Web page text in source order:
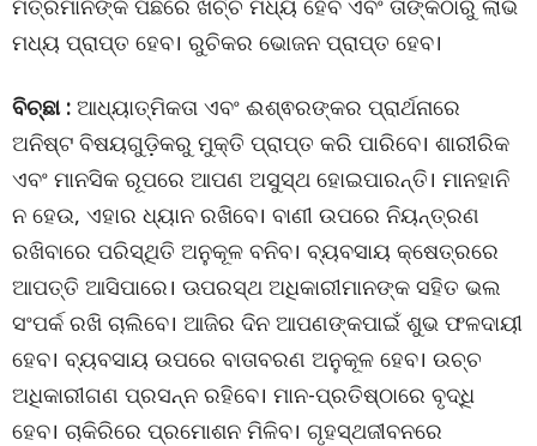
ମିତ୍ରମାନଙ୍କ ପଛରେ ଖର୍ଚ୍ଚ ମଧ୍ୟ ହେବ ଏବଂ ତାଙ୍କଠାରୁ ଲାଭ
ମଧ୍ୟ ପ୍ରାପ୍ତ ହେବ। ରୁଚିକର ଭୋଜନ ପ୍ରାପ୍ତ ହେବ।
ବିଚ୍ଛା : ଆଧ୍ୟାତ୍ମିକତା ଏବଂ ଈଶ୍ଵରଙ୍କର ପ୍ରାର୍ଥନାରେ
ଅନିଷ୍ଟ ବିଷୟଗୁଡ଼ିକରୁ ମୁକ୍ତି ପ୍ରାପ୍ତ କରି ପାରିବେ। ଶାରୀରିକ
ଏବଂ ମାନସିକ ରୂପରେ ଆପଣ ଅସୁସ୍ଥ ହୋଇପାରନ୍ତି। ମାନହାନି
ନ ହେଉ, ଏହାର ଧ୍ୟାନ ରଖିବେ। ବାଣୀ ଉପରେ ନିୟନ୍ତ୍ରଣ
ରଖିବାରେ ପରିସ୍ଥିତି ଅନୁକୂଳ ବନିବ। ବ୍ୟବସାୟ କ୍ଷେତ୍ରରେ
ଆପତ୍ତି ଆସିପାରେ। ଊପରସ୍ଥ ଅଧିକାରୀମାନଙ୍କ ସହିତ ଭଲ
ସଂପର୍କ ରଖି ଚାଲିବେ। ଆଜିର ଦିନ ଆପଣଙ୍କପାଇଁ ଶୁଭ ଫଳଦାୟୀ
ହେବ। ବ୍ୟବସାୟ ଉପରେ ବାତାବରଣ ଅନୁକୂଳ ହେବ। ଉଚ୍ଚ
ଅଧିକାରୀଗଣ ପ୍ରସନ୍ନ ରହିବେ। ମାନ-ପ୍ରତିଷ୍ଠାରେ ବୃଦ୍ଧି
ହେବ। ଚାକିରିରେ ପ୍ରମୋଶନ ମିଳିବ। ଗୃହସ୍ଥଜୀବନରେ